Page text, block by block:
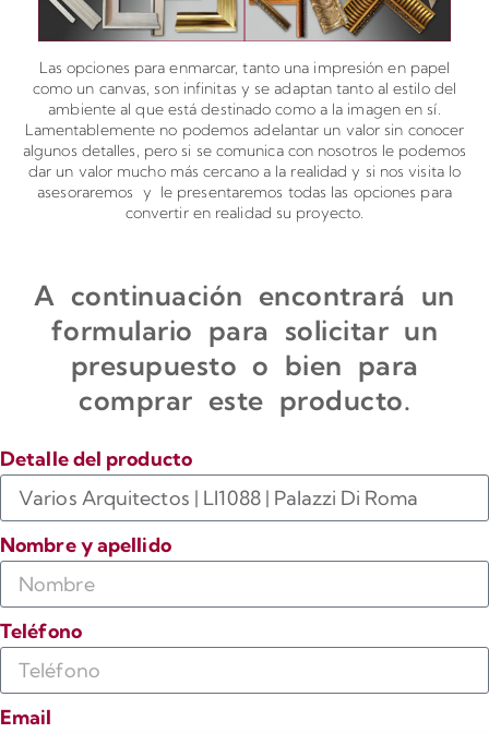
Las opciones para enmarcar, tanto una impresión en papel
como un canvas, son infinitas y se adaptan tanto al estilo del
ambiente al que está destinado como a la imagen en sí.
Lamentablemente no podemos adelantar un valor sin conocer
algunos detalles, pero si se comunica con nosotros le podemos
dar un valor mucho más cercano a la realidad y si nos visita lo
asesoraremos y le presentaremos todas las opciones para
convertir en realidad su proyecto.
A continuación encontrará un
formulario para solicitar un
presupuesto o bien para
comprar este producto.
Detalle del producto
Nombre y apellido
Teléfono
Email